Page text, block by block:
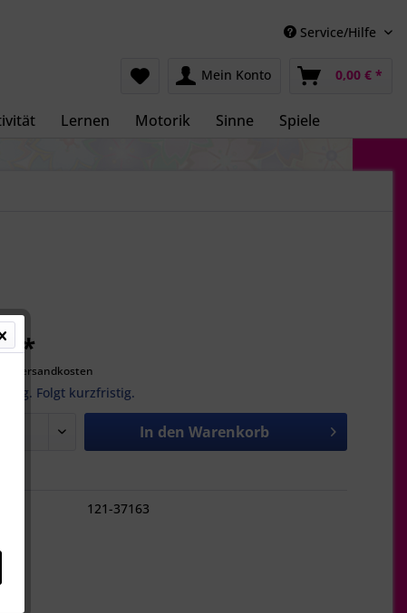
Service/Hilfe
Mein Konto 0,00 € *
Lernen Motorik Sinne Spiele
*
Versandkosten
Folgt kurzfristig.
In den Warenkorb
121-37163